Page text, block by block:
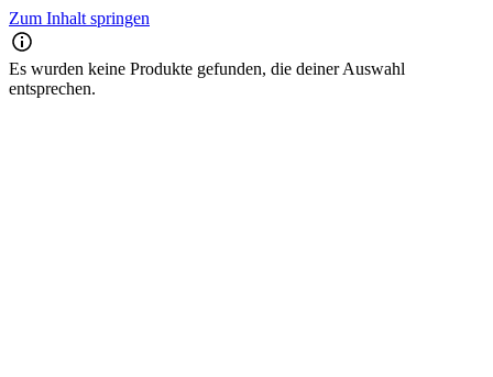
Zum Inhalt springen
Es wurden keine Produkte gefunden, die deiner Auswahl
entsprechen.